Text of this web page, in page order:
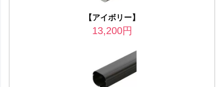
【アイボリー】
13,200円